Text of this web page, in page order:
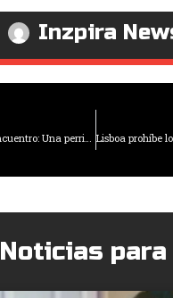
Inzpira
Un hermoso encuentro: Una perrita se infiltra en un hospital dentro de una mochila para ver a su dueño
Noticias